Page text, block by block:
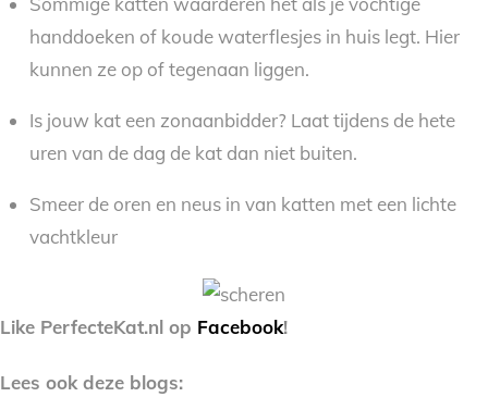
handdoeken of koude waterflesjes in huis legt. Hier
kunnen ze op of tegenaan liggen.
Is jouw kat een zonaanbidder? Laat tijdens de hete
uren van de dag de kat dan niet buiten.
Smeer de oren en neus in van katten met een lichte
vachtkleur
Like PerfecteKat.nl op Facebook!
Lees ook deze blogs: